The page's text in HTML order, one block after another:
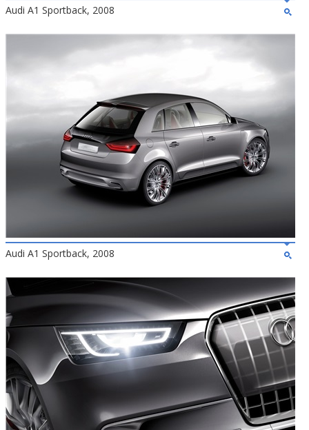
Audi A1 Sportback, 2008
Audi A1 Sportback, 2008